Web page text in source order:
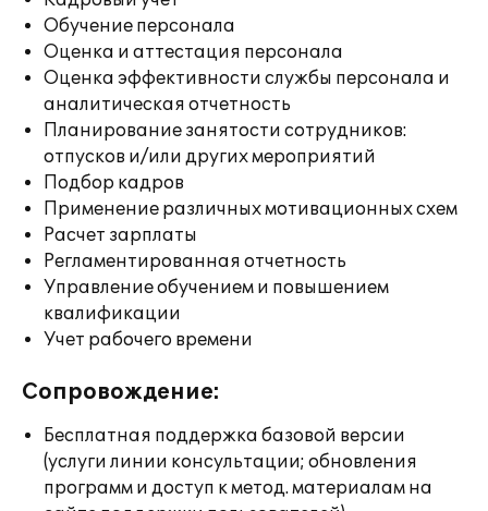
Обучение персонала
Оценка и аттестация персонала
Оценка эффективности службы персонала и
аналитическая отчетность
Планирование занятости сотрудников:
отпусков и/или других мероприятий
Подбор кадров
Применение различных мотивационных схем
Расчет зарплаты
Регламентированная отчетность
Управление обучением и повышением
квалификации
Учет рабочего времени
Сопровождение:
Бесплатная поддержка базовой версии
(услуги линии консультации; обновления
программ и доступ к метод. материалам на